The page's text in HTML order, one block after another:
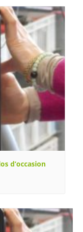
d’occasion